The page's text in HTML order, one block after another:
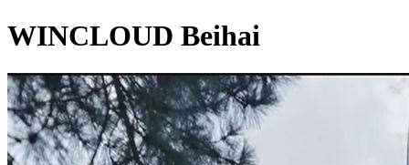
WINCLOUD Beihai